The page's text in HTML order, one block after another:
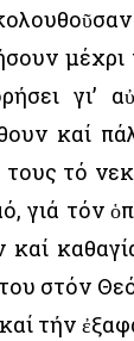
μέχρι
γι’
καί
τό
γιά τόν
στόν
τήν